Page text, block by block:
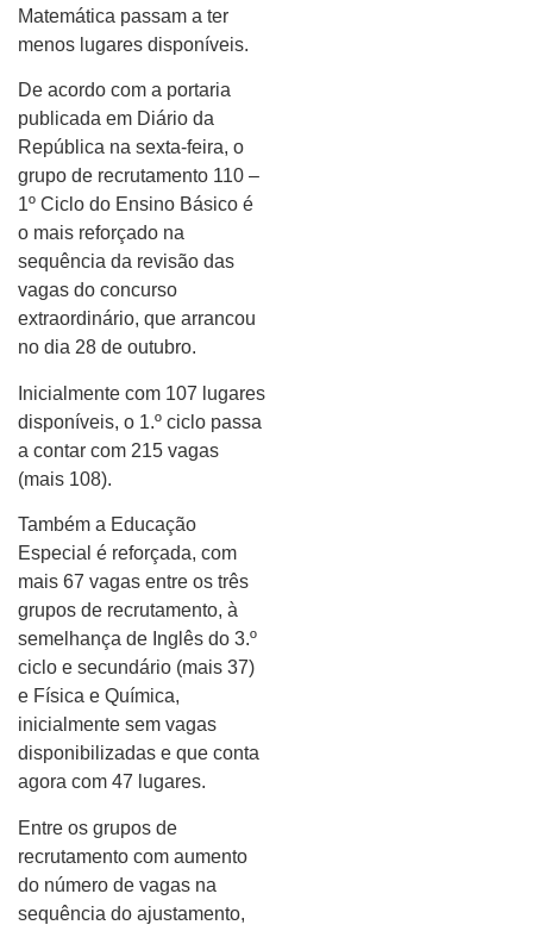
Matemática passam a ter
menos lugares disponíveis.
De acordo com a portaria
publicada em Diário da
República na sexta-feira, o
grupo de recrutamento 110 –
1º Ciclo do Ensino Básico é
o mais reforçado na
sequência da revisão das
vagas do concurso
extraordinário, que arrancou
no dia 28 de outubro.
Inicialmente com 107 lugares
disponíveis, o 1.º ciclo passa
a contar com 215 vagas
(mais 108).
Também a Educação
Especial é reforçada, com
mais 67 vagas entre os três
grupos de recrutamento, à
semelhança de Inglês do 3.º
ciclo e secundário (mais 37)
e Física e Química,
inicialmente sem vagas
disponibilizadas e que conta
agora com 47 lugares.
Entre os grupos de
recrutamento com aumento
do número de vagas na
sequência do ajustamento,